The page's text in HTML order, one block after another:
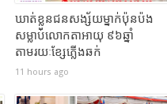
ឃាត់ខ្លួនជនសង្ស័យម្នាក់ប៉ុនប៉ង
សម្លាប់លោកតាអាយុ ៩៦ឆ្នាំ
តាមរយៈខ្សែភ្លើងឆក់
11 hours ago